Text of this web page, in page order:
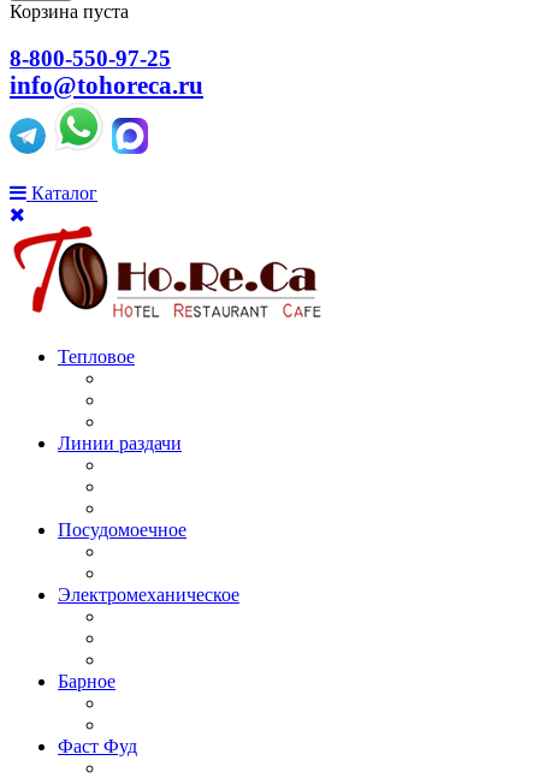
Корзина пуста
8-800-550-97-25
info@tohoreca.ru
Каталог
Тепловое
Линии раздачи
Посудомоечное
Электромеханическое
Барное
Фаст Фуд